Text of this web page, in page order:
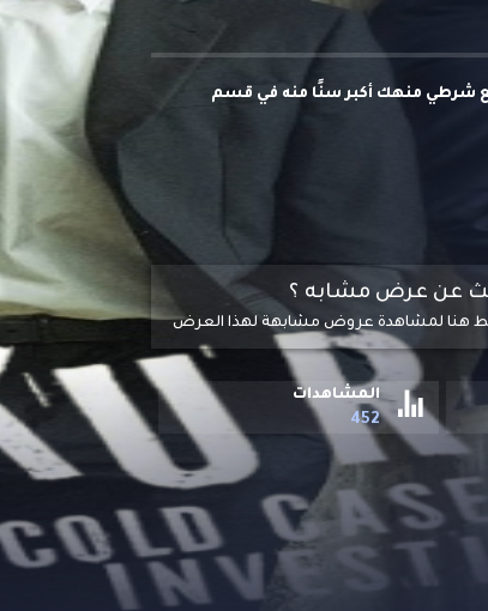
شرطي منهك أكبر سنًا منه في قسم
عن عرض مشابه ؟
هنا لمشاهدة عروض مشابهة لهذا العرض
المشاهدات
452